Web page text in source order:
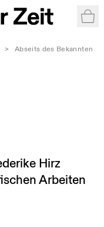
> Abseits des Bekannten
Hirz
Arbeiten